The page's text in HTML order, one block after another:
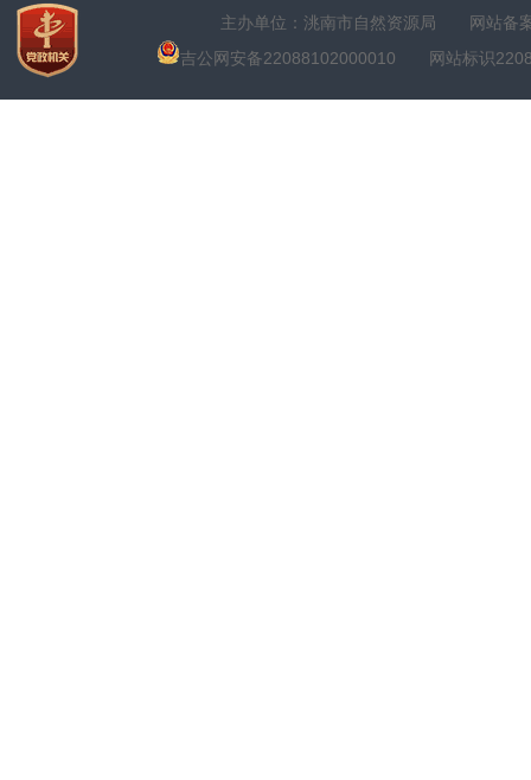
主办单位：洮南市自然资源局
网站备
吉公网安备22088102000010 网站标识